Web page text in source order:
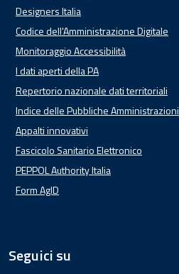
Designers Italia
Codice dell'Amministrazione Digitale
Monitoraggio Accessibilità
I dati aperti della PA
Repertorio nazionale dati territoriali
Indice delle Pubbliche Amministrazioni
Appalti innovativi
Fascicolo Sanitario Elettronico
PEPPOL Authority Italia
Form AgID
Seguici su